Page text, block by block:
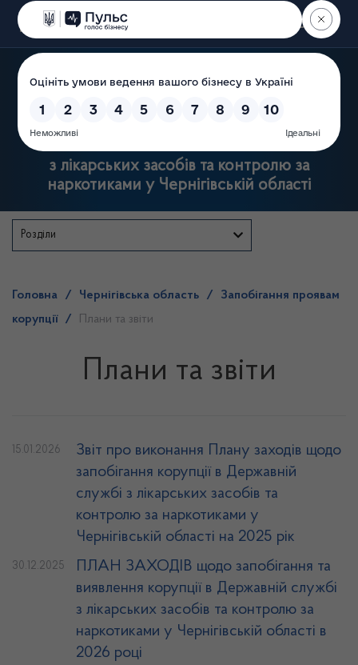
Пошук
з лікарських засобів та контролю за
наркотиками у Чернігівській області
Розділи
Головна / Чернігівська область /
Запобігання проявам
корупції
/ Плани та звіти
Плани та звіти
15.01.2026
Звіт про виконання Плану заходів щодо
запобігання корупції в Державній
службі з лікарських засобів та
контролю за наркотиками у
Чернігівській області на 2025 рік
30.12.2025
ПЛАН ЗАХОДІВ щодо запобігання та
виявлення корупції в Державній службі
з лікарських засобів та контролю за
наркотиками у Чернігівській області в
2026 році